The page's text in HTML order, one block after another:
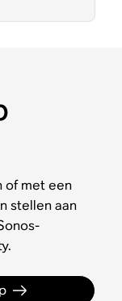
of met een
stellen aan